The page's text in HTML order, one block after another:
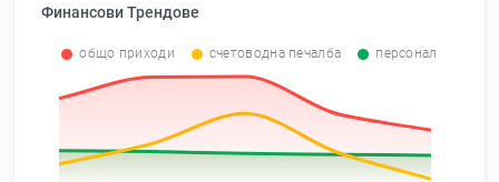
Финансови Трендове
общо приходи счетоводна печалба персонал